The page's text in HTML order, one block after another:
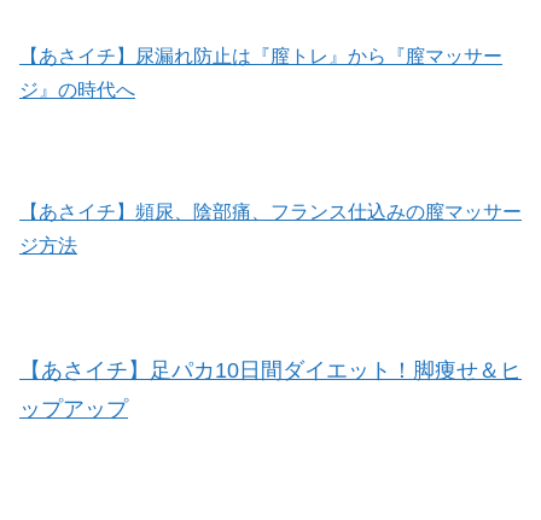
【あさイチ】尿漏れ防止は『膣トレ』から『膣マッサー
ジ』の時代へ
【あさイチ】頻尿、陰部痛、フランス仕込みの膣マッサー
ジ方法
【あさイチ】足パカ10日間ダイエット！脚痩せ＆ヒ
ップアップ